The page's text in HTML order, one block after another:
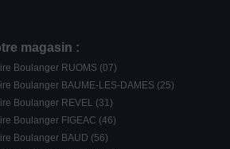
magasin :
Boulanger RUOMS (07)
Boulanger BAUME-LES-DAMES (25)
Boulanger REVEL (31)
Boulanger FIGEAC (46)
Boulanger BAUD (56)